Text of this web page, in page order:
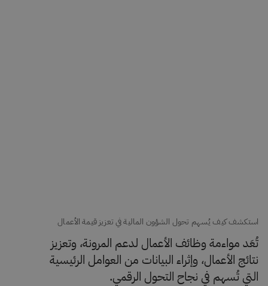
استكشف كيف يُسهم تحول الشؤون المالية في تعزيز قيمة الأعمال
تُعَد مواءمة وظائف الأعمال لدعم المرونة، وتعزيز
نتائج الأعمال، وإثراء البيانات من العوامل الرئيسية
التي تُسهم في نجاح التحول الرقمي.